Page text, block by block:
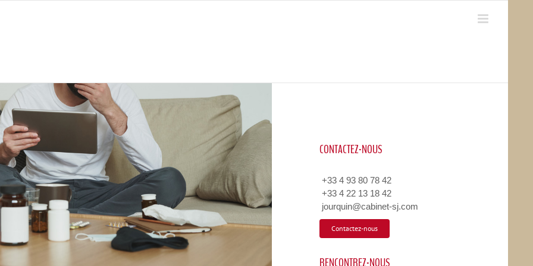
CONTACTEZ-NOUS
+33 4 93 80 78 42
+33 4 22 13 18 42
jourquin@cabinet-sj.com
Contactez-nous
RENCONTREZ-NOUS